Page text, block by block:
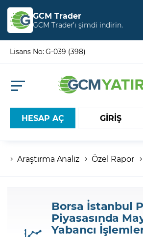
GCM Trader
GCM Trader’ı şimdi indirin.
Lisans No: G-039 (398)
HESAP AÇ GİRİŞ
Hesap numaranız
Şifreniz
Araştırma Analiz Özel Rapor
Borsa İstanbul
Piyasasında
Yabancı